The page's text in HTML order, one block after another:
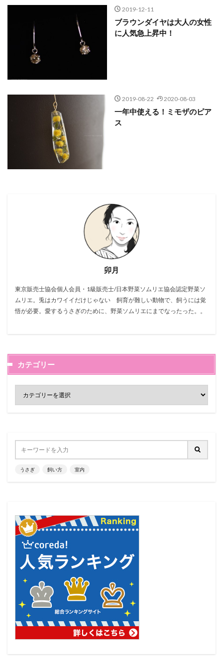
2019-12-11
ブラウンダイヤは大人の女性
に人気急上昇中！
2019-08-22 2020-08-03
一年中使える！ミモザのピア
ス
卯月
東京販売士協会個人会員・1級販売士/日本野菜ソムリエ協会認定野菜ソ
ムリエ。兎はカワイイだけじゃない 飼育が難しい動物で、飼うには覚
悟が必要。愛するうさぎのために、野菜ソムリエにまでなったった。。
カテゴリー
うさぎ 飼い方 室内